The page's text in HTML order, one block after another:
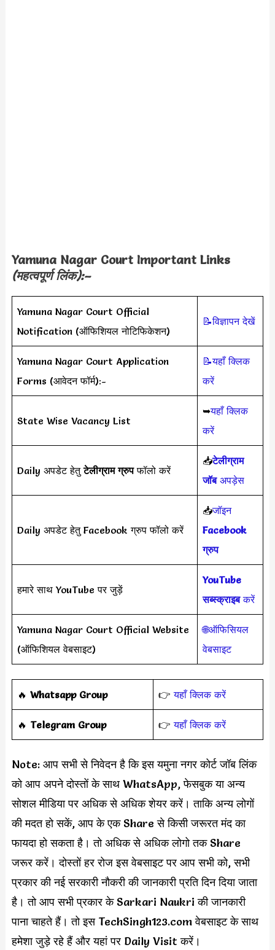
Yamuna Nagar Court Important Links
(महत्वपूर्ण लिंक):–
Yamuna Nagar Court Official
Notification (ऑफिशियल नोटिफिकेशन)
📝विज्ञापन देखें
Yamuna Nagar Court Application
Forms (आवेदन फॉर्म):-
📝यहाँ क्लिक
करें
State Wise Vacancy List
➥यहाँ क्लिक
करें
Daily अपडेट हेतुटेलीग्राम ग्रुपफॉलो करें
📥टेलीग्राम
जॉबअपड़ेस
Daily अपडेट हेतु Facebook ग्रुप फॉलो करें
📥जॉइन
Facebook
ग्रुप
हमारे साथ YouTube पर जुड़ें
YouTube
सब्स्क्राइबकरें
Yamuna Nagar Court Official Website
(ऑफिशियल वेबसाइट)
🌐ऑफिसियल
वेबसाइट
‎️‍🔥 Whatsapp Group 👉यहाँ क्लिक करें
‎️‍🔥 Telegram Group 👉यहाँ क्लिक करें
Note: आप सभी से निवेदन है कि इस यमुना नगर कोर्ट जॉब लिंक
को आप अपने दोस्तों के साथ WhatsApp, फेसबुक या अन्य
सोशल मीडिया पर अधिक से अधिक शेयर करें। ताकि अन्य लोगों
की मदत हो सकें, आप के एक Share से किसी जरूरत मंद का
फायदा हो सकता है। तो अधिक से अधिक लोगो तक Share
जरूर करें। दोस्तों हर रोज इस वेबसाइट पर आप सभी को, सभी
प्रकार की नई सरकारी नौकरी की जानकारी प्रति दिन दिया जाता
है। तो आप सभी प्रकार के Sarkari Naukri की जानकारी
पाना चाहते हैं। तो इस TechSingh123.com वेबसाइट के साथ
हमेशा जुड़े रहे हैं और यहां पर Daily Visit करें।